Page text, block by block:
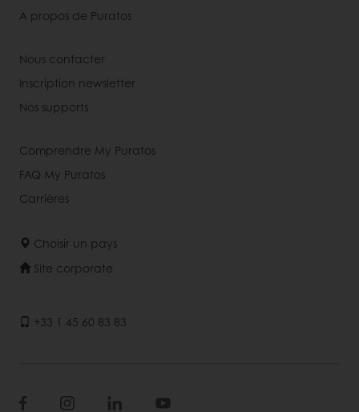
A propos de Puratos
Nous contacter
Inscription newsletter
Nos supports
Comprendre My Puratos
FAQ My Puratos
Carrières
Choisir un pays
Site corporate
+33 1 45 60 83 83